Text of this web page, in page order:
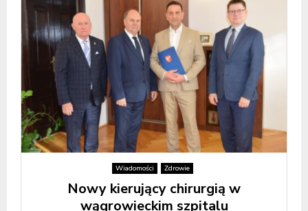
Wiadomości Zdrowie
Nowy kierujący chirurgią w
wągrowieckim szpitalu